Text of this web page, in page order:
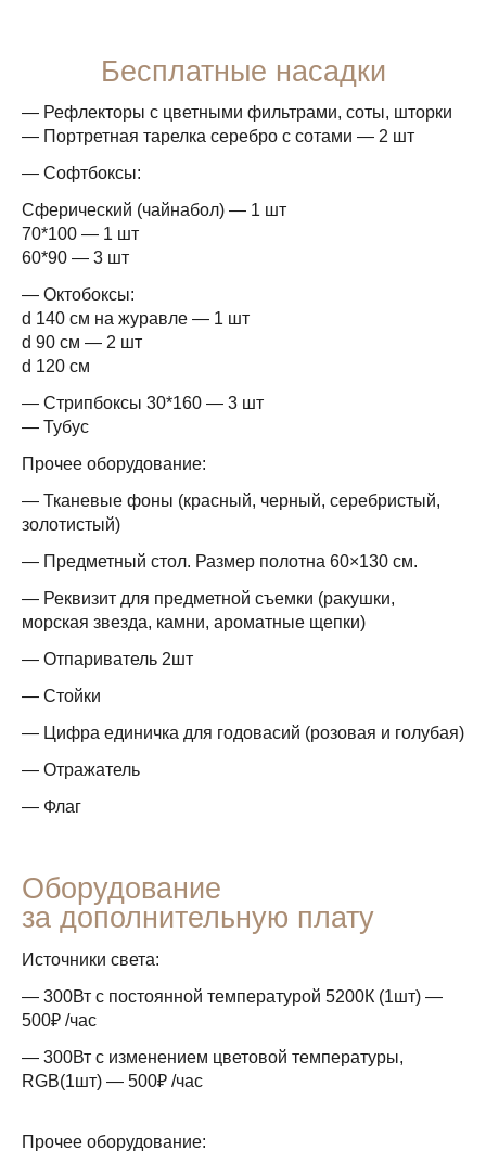
Бесплатные насадки
— Рефлекторы с цветными фильтрами, соты, шторки
— Портретная тарелка серебро с сотами — 2 шт
— Софтбоксы:
Сферический (чайнабол) — 1 шт
70*100 — 1 шт
60*90 — 3 шт
— Октобоксы:
d 140 см на журавле — 1 шт
d 90 см — 2 шт
d 120 см
— Стрипбоксы 30*160 — 3 шт
— Тубус
Прочее оборудование:
— Тканевые фоны (красный, черный, серебристый,
золотистый)
— Предметный стол. Размер полотна 60×130 см.
— Реквизит для предметной съемки (ракушки,
морская звезда, камни, ароматные щепки)
— Отпариватель 2шт
— Стойки
— Цифра единичка для годовасий (розовая и голубая)
— Отражатель
— Флаг
Оборудование
за дополнительную плату
Источники света:
— 300Вт с постоянной температурой 5200К (1шт) —
500₽ /час
— 300Вт с изменением цветовой температуры,
RGB(1шт) — 500₽ /час
Прочее оборудование: